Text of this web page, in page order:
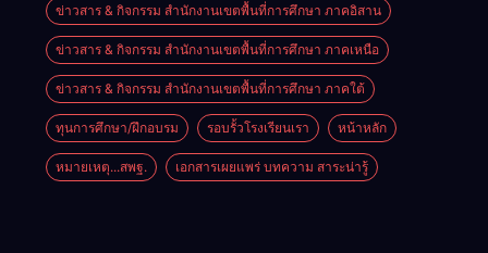
ข่าวสาร & กิจกรรม สำนักงานเขตพื้นที่การศึกษา ภาคอิสาน
ข่าวสาร & กิจกรรม สำนักงานเขตพื้นที่การศึกษา ภาคเหนือ
ข่าวสาร & กิจกรรม สำนักงานเขตพื้นที่การศึกษา ภาคใต้
ทุนการศึกษา/ฝึกอบรม รอบรั้วโรงเรียนเรา หน้าหลัก
หมายเหตุ...สพฐ. เอกสารเผยแพร่ บทความ สาระน่ารู้